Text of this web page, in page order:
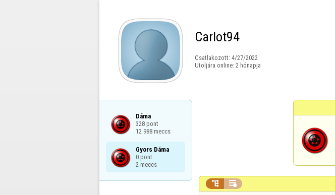
Carlot94
Csatlakozott: 4/27/2022
Utoljára online: 2 hónapja
Dáma
328 pont
12 988 meccs
Gyors Dáma
0 pont
2 meccs
 